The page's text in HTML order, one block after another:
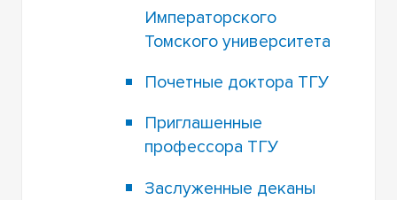
Императорского
Томского университета
Почетные доктора ТГУ
Приглашенные
профессора ТГУ
Заслуженные деканы